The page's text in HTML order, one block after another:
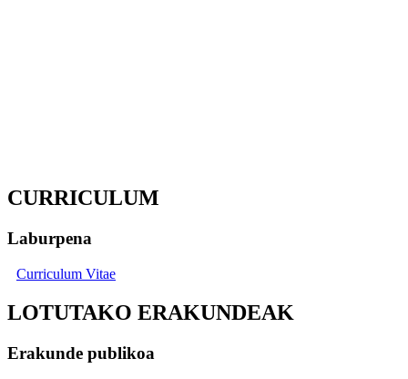
CURRICULUM
Laburpena
Curriculum Vitae
LOTUTAKO ERAKUNDEAK
Erakunde publikoa